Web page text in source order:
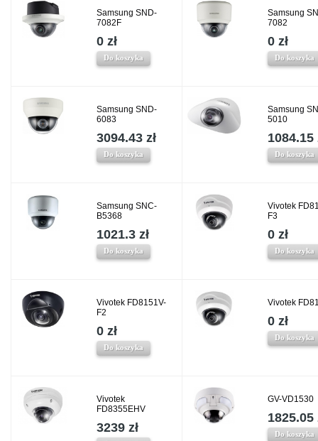
Samsung SND-
7082F
0 zł
Do koszyka
Samsung
7082
0 zł
Do koszyka
Samsung SND-
6083
3094.43 zł
Do koszyka
Samsung
5010
1084.15
Do koszyka
Samsung SNC-
B5368
1021.3 zł
Do koszyka
Vivotek
F3
0 zł
Do koszyka
Vivotek FD8151V-
F2
0 zł
Do koszyka
Vivotek
0 zł
Do koszyka
Vivotek
FD8355EHV
3239 zł
GV-VD1530
1825.05
Do koszyka